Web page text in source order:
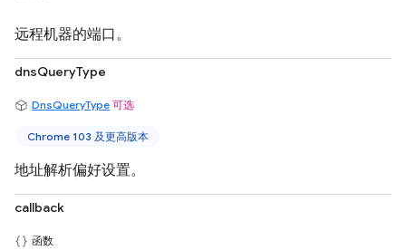
远程机器的端口。
dnsQueryType
DnsQueryType 可选
Chrome 103 及更高版本
地址解析偏好设置。
callback
函数